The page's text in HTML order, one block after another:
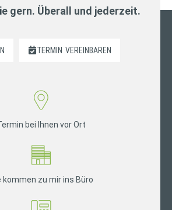
gern. Überall und jederzeit.
TERMIN VEREINBAREN
bei Ihnen vor Ort
kommen zu mir ins Büro